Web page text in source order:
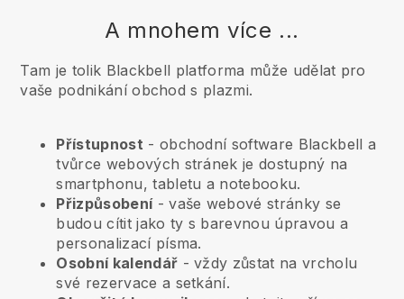
A mnohem více ...
Tam je tolik Blackbell platforma může udělat pro
vaše podnikání obchod s plazmi.
Přístupnost - obchodní software Blackbell a
tvůrce webových stránek je dostupný na
smartphonu, tabletu a notebooku.
Přizpůsobení- vaše webové stránky se
budou cítit jako ty s barevnou úpravou a
personalizací písma.
Osobní kalendář - vždy zůstat na vrcholu
své rezervace a setkání.